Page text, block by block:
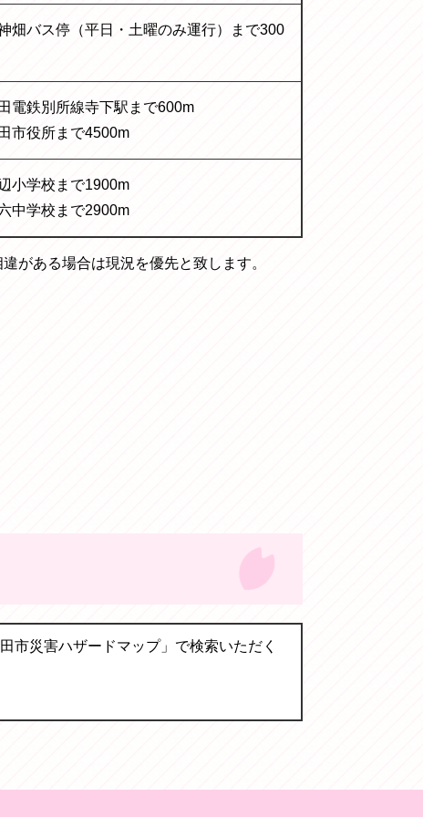
神畑バス停（平日・土曜のみ運行）まで300
田電鉄別所線寺下駅まで600m
田市役所まで4500m
小学校まで1900m
中学校まで2900m
がある場合は現況を優先と致します。
市災害ハザードマップ」で検索いただく